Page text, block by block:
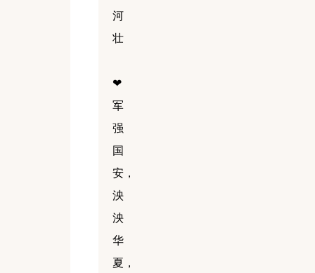
河
壮
❤
军
强
国
安，
泱
泱
华
夏，